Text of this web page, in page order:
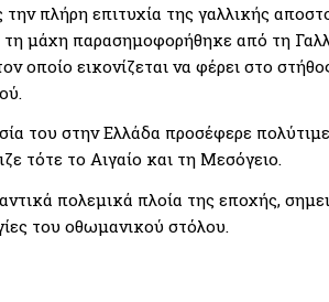
πλήρη επιτυχία της γαλλικής
μάχη παρασημοφορήθηκε από τη
οποίο εικονίζεται να φέρει στο
του στην Ελλάδα προσέφερε
τότε το Αιγαίο και τη Μεσόγειο.
πολεμικά πλοία της εποχής,
του οθωμανικού στόλου.